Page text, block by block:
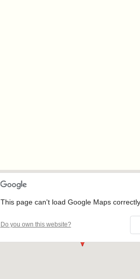
This page can't load Google Maps
Do you own this website?